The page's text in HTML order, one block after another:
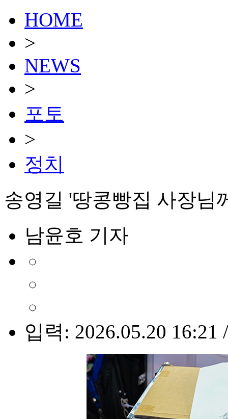
HOME
>
NEWS
>
포토
>
정치
송영길 '땅콩빵집 사장님
남윤호 기자
입력: 2026.05.20 16:21